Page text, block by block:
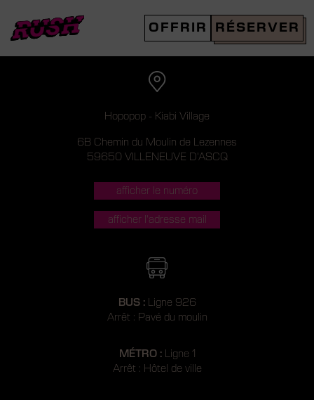
content
OFFRIR RÉSERVER
Réserver
Hopopop - Kiabi Village
6B Chemin du Moulin de Lezennes
59650 VILLENEUVE D'ASCQ
BUS : Ligne 926
Arrêt : Pavé du moulin
MÉTRO :Ligne 1
Arrêt : Hôtel de ville